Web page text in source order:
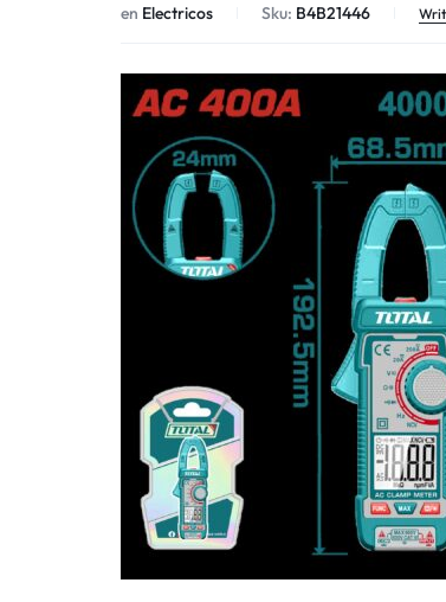
Desechables
Ferretería
Herramientas
Hogar
Otros
Papelería
Todas las categorías
en Electricos Sku: B4B21446